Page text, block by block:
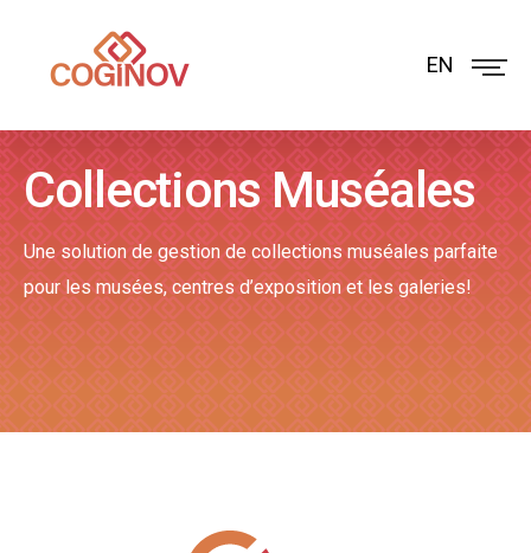
EN
Collections Muséales
Une solution de gestion de collections muséales parfaite
pour les musées, centres d’exposition et les galeries!